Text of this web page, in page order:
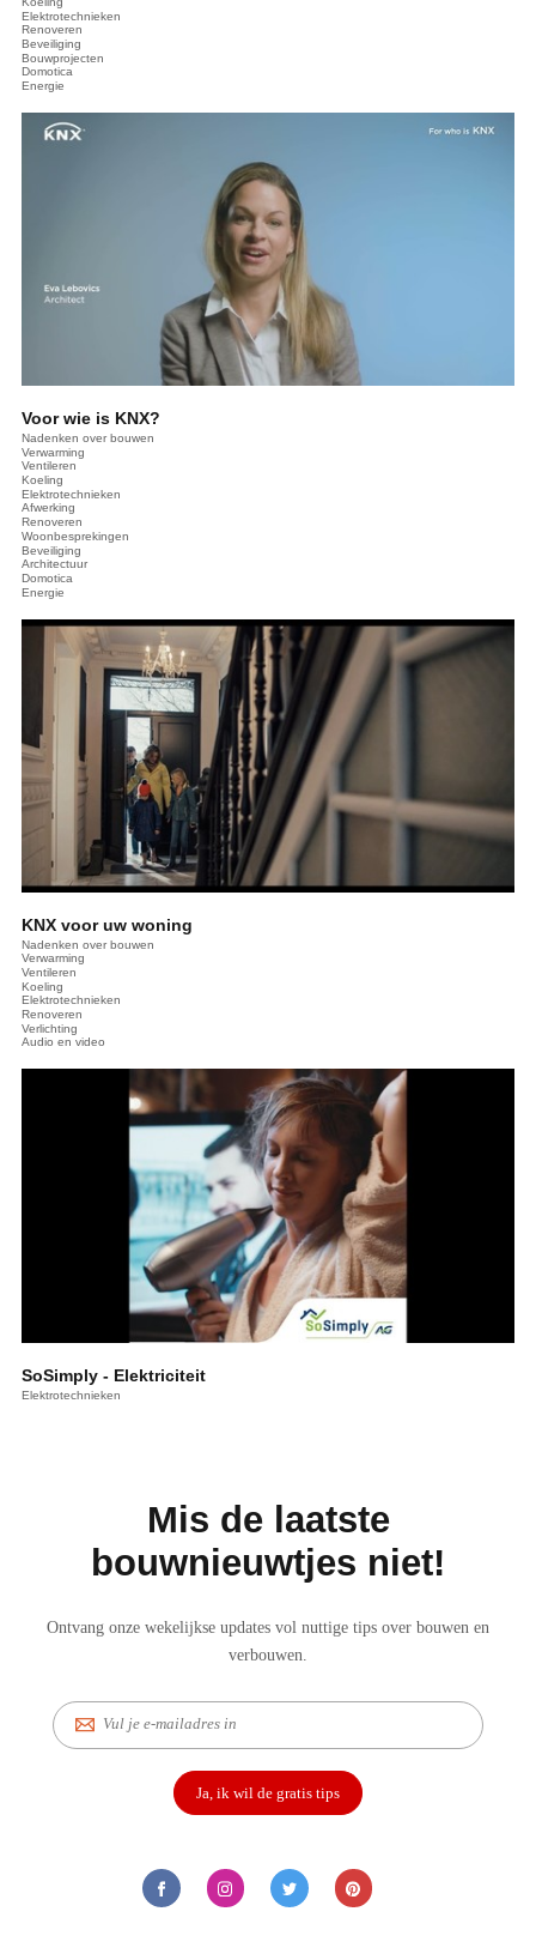
Elektrotechnieken
Renoveren
Beveiliging
Bouwprojecten
Domotica
Energie
Voor wie is KNX?
Nadenken over bouwen
Verwarming
Ventileren
Koeling
Elektrotechnieken
Afwerking
Renoveren
Woonbesprekingen
Beveiliging
Architectuur
Domotica
Energie
KNX voor uw woning
Nadenken over bouwen
Verwarming
Ventileren
Koeling
Elektrotechnieken
Renoveren
Verlichting
Audio en video
SoSimply - Elektriciteit
Elektrotechnieken
Mis de laatste
bouwnieuwtjes niet!
Ontvang onze wekelijkse updates vol nuttige tips over bouwen en
verbouwen.
E-
mail